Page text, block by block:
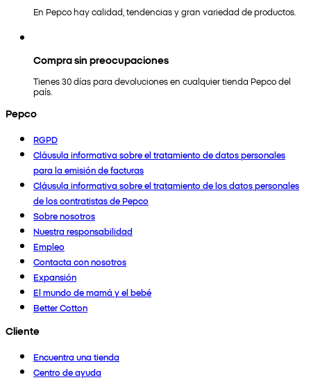
En Pepco hay calidad, tendencias y gran variedad de productos.
Compra sin preocupaciones
Tienes 30 días para devoluciones en cualquier tienda Pepco del
país.
Pepco
RGPD
Cláusula informativa sobre el tratamiento de datos personales
para la emisión de facturas
Cláusula informativa sobre el tratamiento de los datos personales
de los contratistas de Pepco
Sobre nosotros
Nuestra responsabilidad
Empleo
Contacta con nosotros
Expansión
El mundo de mamá y el bebé
Better Cotton
Cliente
Encuentra una tienda
Centro de ayuda